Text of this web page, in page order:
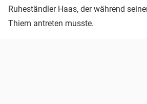
Ruheständler Haas, der während
Thiem antreten musste.